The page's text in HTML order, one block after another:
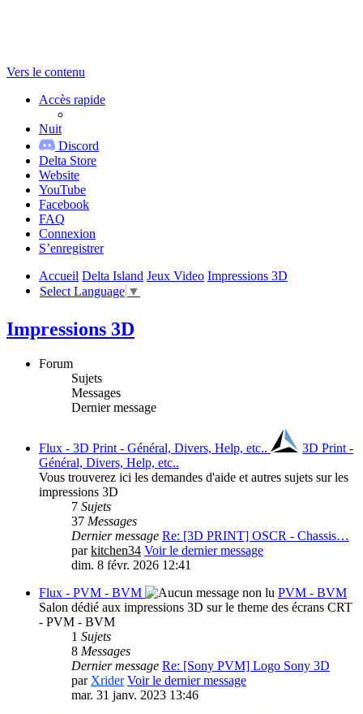
Vers le contenu
Accès rapide
Nuit
Discord
Delta Store
Website
YouTube
Facebook
FAQ
Connexion
S’enregistrer
Accueil Delta Island Jeux Video Impressions 3D
Select Language ▼
Impressions 3D
Forum
Sujets
Messages
Dernier message
Flux - 3D Print - Général, Divers, Help, etc..
3D Print -
Général, Divers, Help, etc..
Vous trouverez ici les demandes d'aide et autres sujets sur les
impressions 3D
7 Sujets
37 Messages
Dernier message Re: [3D PRINT] OSCR - Chassis…
parkitchen34 Voir le dernier message
dim. 8 févr. 2026 12:41
Flux - PVM - BVM
PVM - BVM
Salon dédié aux impressions 3D sur le theme des écrans CRT
- PVM - BVM
1 Sujets
8 Messages
Dernier message Re: [Sony PVM] Logo Sony 3D
par Xrider Voir le dernier message
mar. 31 janv. 2023 13:46